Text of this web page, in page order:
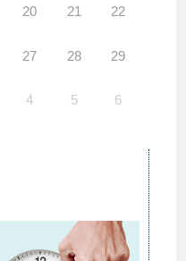
20 21 22
27 28 29
4 5 6